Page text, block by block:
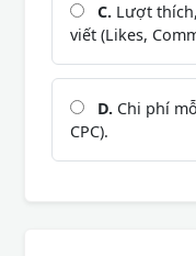
C. Lượt
viết (Likes,
D. Chi phí
CPC).